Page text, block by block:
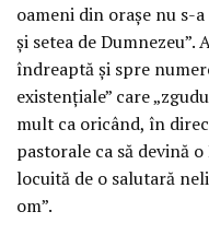
oameni din oraşe nu s-
şi setea de
îndreaptă şi spre
existenţiale” care
mult ca oricând, în
pastorale ca să devină o
locuită de o salutară
om”.